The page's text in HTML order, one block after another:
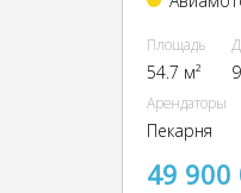
Площадь
54.7 м²
Арендаторы
Пекарня
49 900